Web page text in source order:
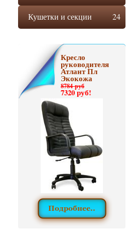
24
Кушетки и секции
Кресло
руководителя
Атлант Пл
Экокожа
8784 руб
7320 руб!